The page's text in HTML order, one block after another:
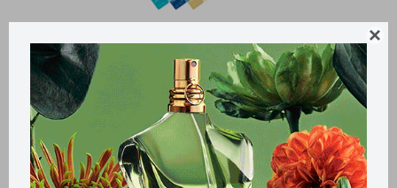

Contiene: 100 discos desmaquillantes de algodón
Métodos y costos de envío
Retiros gratuitos en tiendas